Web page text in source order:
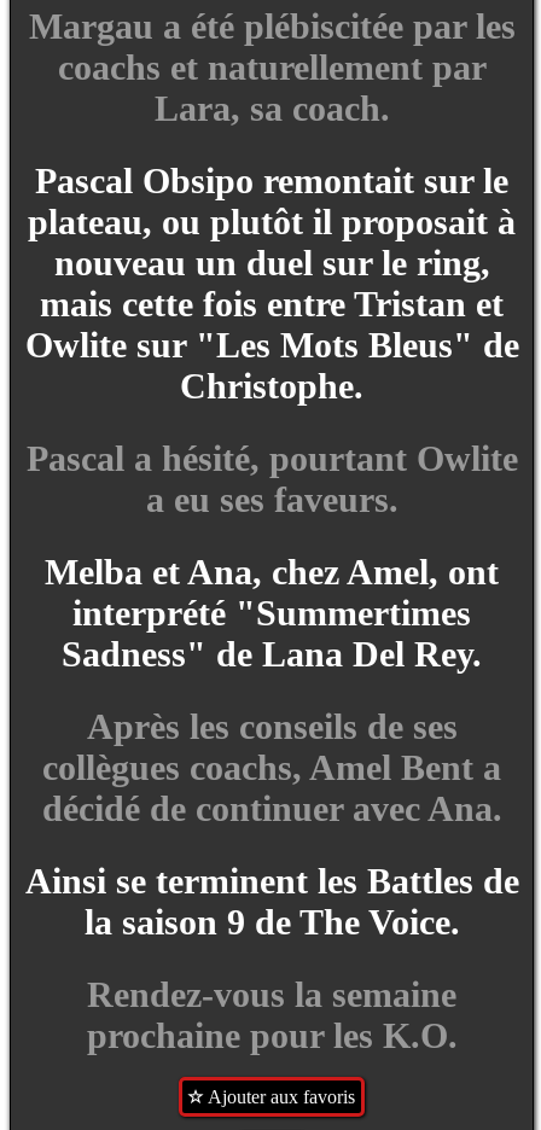
Margau a été plébiscitée par les
coachs et naturellement par
Lara, sa coach.
Pascal Obsipo remontait sur le
plateau, ou plutôt il proposait à
nouveau un duel sur le ring,
mais cette fois entre Tristan et
Owlite sur "Les Mots Bleus" de
Christophe.
Pascal a hésité, pourtant Owlite
a eu ses faveurs.
Melba et Ana, chez Amel, ont
interprété "Summertimes
Sadness" de Lana Del Rey.
Après les conseils de ses
collègues coachs, Amel Bent a
décidé de continuer avec Ana.
Ainsi se terminent les Battles de
la saison 9 de The Voice.
Rendez-vous la semaine
prochaine pour les K.O.
Ajouter aux favoris